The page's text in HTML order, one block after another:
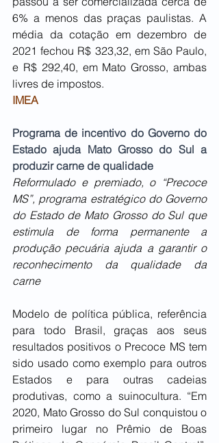
6% a menos das praças paulistas. A
média da cotação em dezembro de
2021 fechou R$ 323,32, em São Paulo,
e R$ 292,40, em Mato Grosso, ambas
livres de impostos.
IMEA
Programa de incentivo do Governo do
Estado ajuda Mato Grosso do Sul a
produzir carne de qualidade
Reformulado e premiado, o “Precoce
MS”, programa estratégico do Governo
do Estado de Mato Grosso do Sul que
estimula de forma permanente a
produção pecuária ajuda a garantir o
reconhecimento da qualidade da
carne
Modelo de política pública, referência
para todo Brasil, graças aos seus
resultados positivos o Precoce MS tem
sido usado como exemplo para outros
Estados e para outras cadeias
produtivas, como a suinocultura. “Em
2020, Mato Grosso do Sul conquistou o
primeiro lugar no Prêmio de Boas